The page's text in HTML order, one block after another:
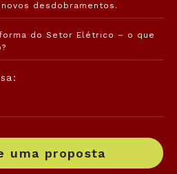
desdobramentos.
do Setor Elétrico – o que
uma proposta